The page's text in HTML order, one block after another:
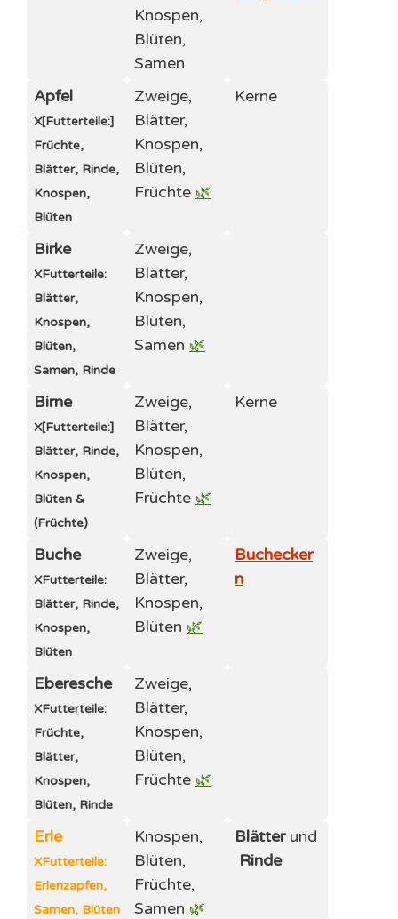
Knospen,
Blüten,
Samen
Apfel
X[Futterteile:]
Früchte,
Blätter, Rinde,
Knospen,
Blüten
Zweige,
Blätter,
Knospen,
Blüten,
Früchte 🌿
Kerne
Birke
XFutterteile:
Blätter,
Knospen,
Blüten,
Samen, Rinde
Zweige,
Blätter,
Knospen,
Blüten,
Samen 🌿
Birne
X[Futterteile:]
Blätter, Rinde,
Knospen,
Blüten &
(Früchte)
Zweige,
Blätter,
Knospen,
Blüten,
Früchte 🌿
Kerne
Buche
XFutterteile:
Blätter, Rinde,
Knospen,
Blüten
Zweige,
Blätter,
Knospen,
Blüten 🌿
Buchecker
n
Eberesche
XFutterteile:
Früchte,
Blätter,
Knospen,
Blüten, Rinde
Zweige,
Blätter,
Knospen,
Blüten,
Früchte 🌿
Erle
XFutterteile:
Erlenzapfen,
Samen, Blüten
Knospen,
Blüten,
Früchte,
Samen 🌿
Blätter und
Rinde